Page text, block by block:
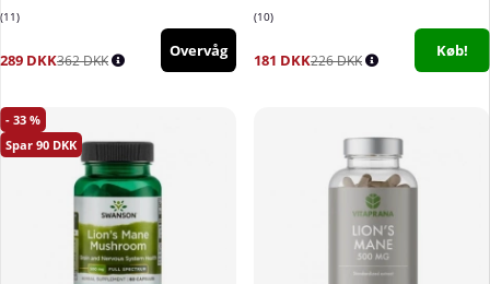
11
289 DKK362 DKK
Overvåg
10
181 DKK226 DKK
Køb!
33
90